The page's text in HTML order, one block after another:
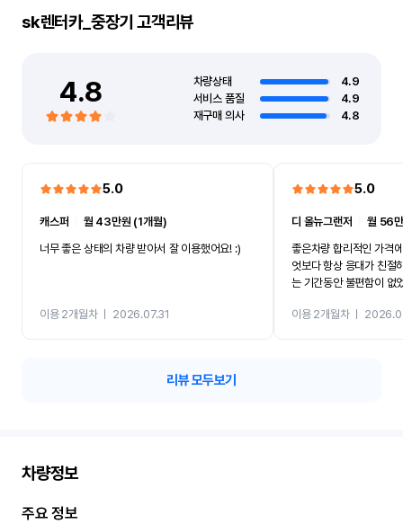
sk렌터카_중장기 고객리뷰
4.8 차량상태
4.9
서비스 품질
4.9
재구매 의사
4.8
5.0
캐스퍼
월 43만원 (1개월)
너무 좋은 상태의 차량 받아서 잘 이용했어요! :)
이용 2개월차ㅣ 2026.07.31
5.0
디 올뉴그랜저 ㅣ월 56
좋은차량 합리적인 가격
엇보다 항상 응대가 친절
는 기간동안 불편함이 없
카 렌트 고민없이 강추합
이용 2개월차ㅣ
리뷰 모두보기
차량정보
주요 정보